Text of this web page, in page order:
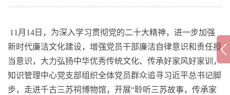
11月14日，为深入学习贯彻党的二十大精神，进一步加强
新时代廉洁文化建设，增强党员干部廉洁自律意识和责任担
当意识，大力弘扬中华优秀传统文化、传承好家风好家训，
知识管理中心党支部组织全体党员群众追寻习近平总书记脚
步，走进千古三苏祠博物馆，开展“聆听三苏故事，传承家